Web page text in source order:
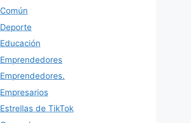
Común
Deporte
Educación
Emprendedores
Emprendedores.
Empresarios
Estrellas de TikTok